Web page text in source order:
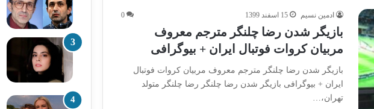
ادمین نسیم 15 اسفند 1399 0
بازیگر شدن رضا چلنگر مترجم معروف
مربیان کروات فوتبال ایران + بیوگرافی
بازیگر شدن رضا چلنگر مترجم معروف مربیان کروات فوتبال
ایران + بیوگرافی بازیگر شدن رضا چلنگر رضا چلنگر متولد
تهران،…